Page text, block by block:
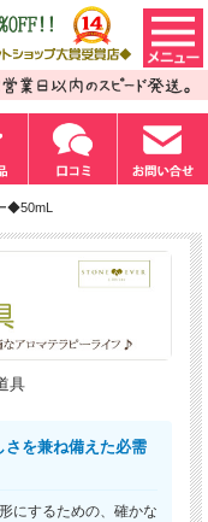
◆50mL
具
さを兼ね備えた必需
にするための、確かな